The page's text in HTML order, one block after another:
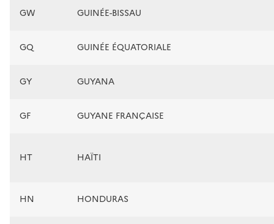
GW GUINÉE-BISSAU
GQ GUINÉE ÉQUATORIALE
GY GUYANA
GF GUYANE FRANÇAISE
HT HAÏTI
HN HONDURAS